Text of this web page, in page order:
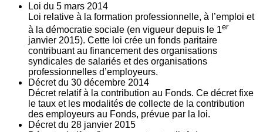
Loi du 5 mars 2014
Loi relative à la formation professionnelle, à l’emploi et
à la démocratie sociale (en vigueur depuis le 1er
janvier 2015). Cette loi crée un fonds paritaire
contribuant au financement des organisations
syndicales de salariés et des organisations
professionnelles d’employeurs.
Décret du 30 décembre 2014
Décret relatif à la contribution au Fonds. Ce décret fixe
le taux et les modalités de collecte de la contribution
des employeurs au Fonds, prévue par la loi.
Décret du 28 janvier 2015